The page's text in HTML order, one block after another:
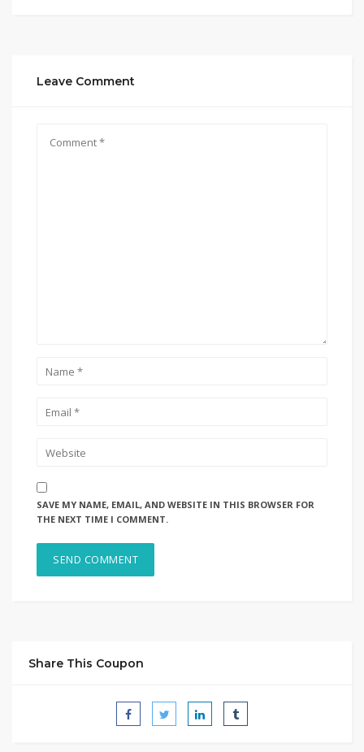
Leave Comment
SAVE MY NAME, EMAIL, AND WEBSITE IN THIS BROWSER FOR
THE NEXT TIME I COMMENT.
Share This Coupon